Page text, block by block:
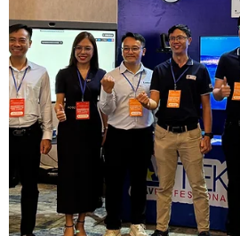
chú ý khi giới thiệu hệ sinh thái
mới